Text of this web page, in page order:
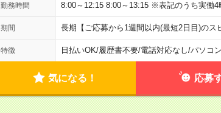
勤務時間 8:00～12:15 8:00～13:15 ※表記のうち実働4
期間 長期【ご応募から1週間以内(最短2日目)のス
特徴 日払いOK/履歴書不要/電話対応なし/パソコ
気になる！ 応募